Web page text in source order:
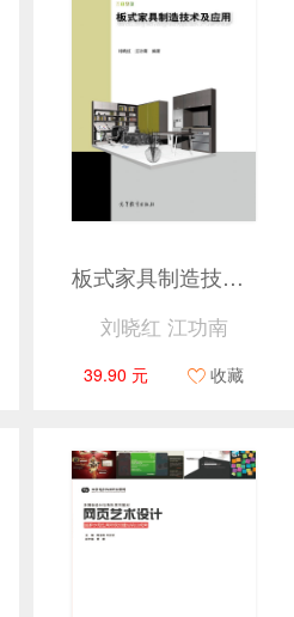
板式家具制造技术及应用
刘晓红 江功南
39.90 元 收藏